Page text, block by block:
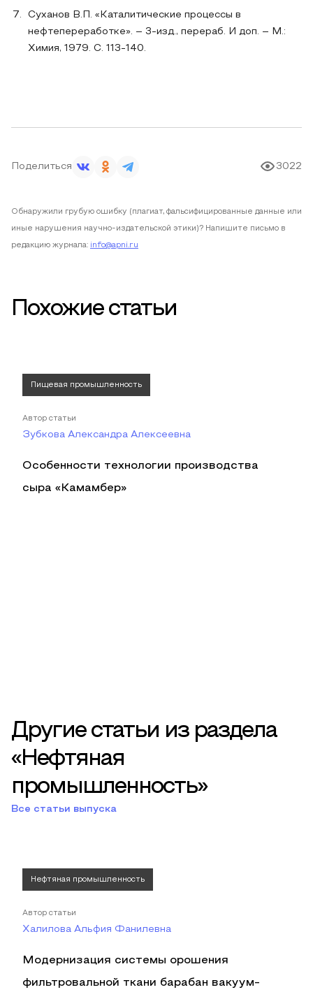
Суханов В.П. «Каталитические процессы в
нефтепереработке». – 3-изд., перераб. И доп. – М.:
Химия, 1979. С. 113-140.
Поделиться 3022
Обнаружили грубую ошибку (плагиат, фальсифицированные данные или
иные нарушения научно-издательской этики)? Напишите письмо в
редакцию журнала: info@apni.ru
Похожие статьи
Пищевая промышленность
Автор статьи
Зубкова Александра Алексеевна
Особенности технологии производства
сыра «Камамбер»
Другие статьи из раздела
«Нефтяная
промышленность»
Все статьи выпуска
Нефтяная промышленность
Автор статьи
Халилова Альфия Фанилевна
Модернизация системы орошения
фильтровальной ткани барабан вакуум-